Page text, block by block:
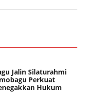
Jalin Silaturahmi
Perkuat
Hukum